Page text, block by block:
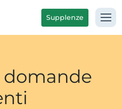
Supplenze
domande